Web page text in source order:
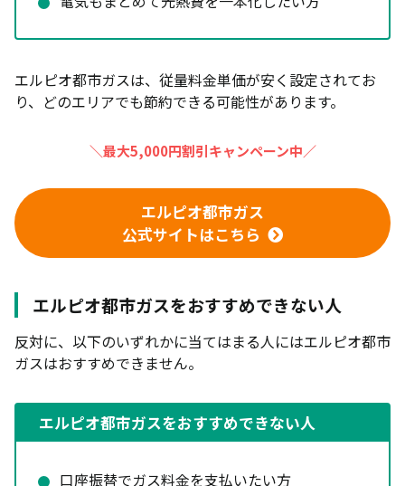
エルピオ都市ガスは、従量料金単価が安く設定されてお
り、どのエリアでも節約できる可能性があります。
＼最大5,000円割引キャンペーン中／
エルピオ都市ガス
公式サイトはこちら
エルピオ都市ガスをおすすめできない人
反対に、以下のいずれかに当てはまる人にはエルピオ都市
ガスはおすすめできません。
エルピオ都市ガスをおすすめできない人
口座振替でガス料金を支払いたい方